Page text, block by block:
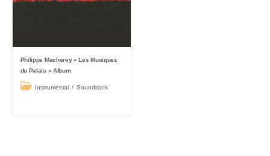
Philippe Macherey « Les Musiques
du Palais » Album
PostInstrumental / Soundtrack